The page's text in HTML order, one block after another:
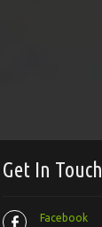
Get In Touch
Facebook